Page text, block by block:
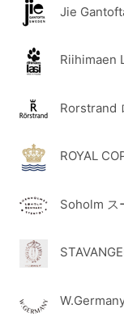
Jie
Riihimaen
Rorstrand
ROYAL
Soholm ス